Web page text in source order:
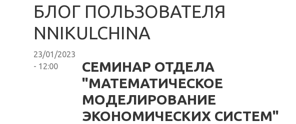
БЛОГ ПОЛЬЗОВАТЕЛЯ
NNIKULCHINA
23/01/2023
- 12:00
СЕМИНАР ОТДЕЛА
"МАТЕМАТИЧЕСКОЕ
МОДЕЛИРОВАНИЕ
ЭКОНОМИЧЕСКИХ СИСТЕМ"